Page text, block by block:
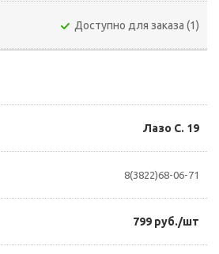
Доступно для заказа (1)
Лазо С. 19
8(3822)68-06-71
799 руб./шт